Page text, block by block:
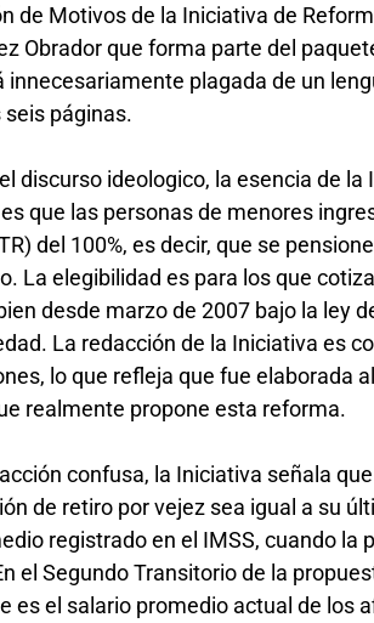
de Motivos de la Iniciativa de
Obrador que forma parte del
innecesariamente plagada de un
páginas.
discurso ideologico, la esencia de
que las personas de menores
del 100%, es decir, que se
La elegibilidad es para los que
desde marzo de 2007 bajo la ley
La redacción de la Iniciativa es
lo que refleja que fue elaborada
realmente propone esta reforma.
confusa, la Iniciativa señala
de retiro por vejez sea igual a su
registrado en el IMSS, cuando la
el Segundo Transitorio de la
es el salario promedio actual de los